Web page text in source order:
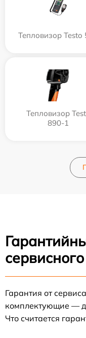
Тепловизор Testo
Тепловизор
890-1
Гарантия от
комплектующие —
Что считается